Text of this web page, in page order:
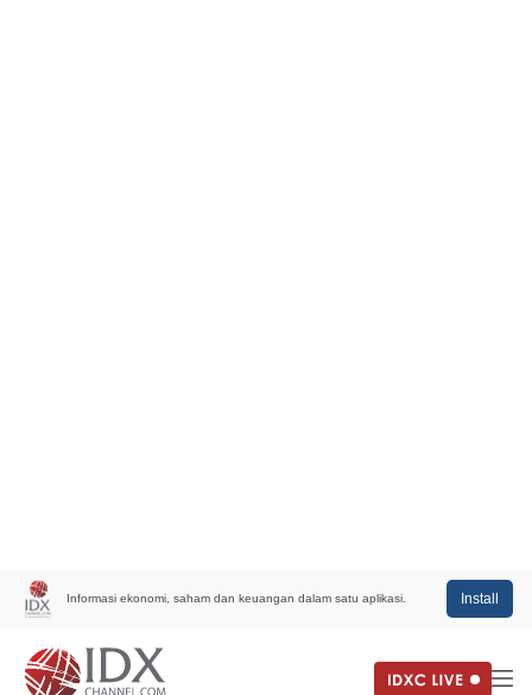
Informasi ekonomi, saham dan keuangan dalam satu aplikasi. Install